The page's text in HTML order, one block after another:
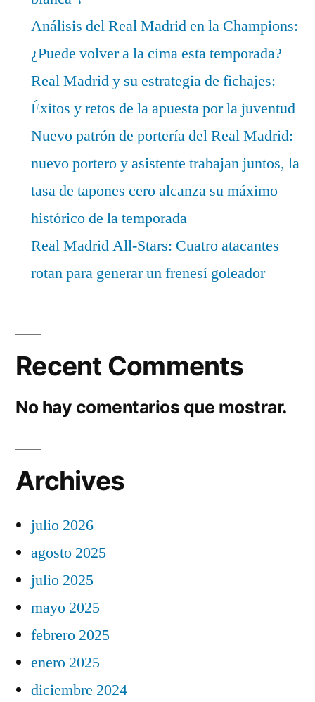
Análisis del Real Madrid en la Champions:
¿Puede volver a la cima esta temporada?
Real Madrid y su estrategia de fichajes:
Éxitos y retos de la apuesta por la juventud
Nuevo patrón de portería del Real Madrid:
nuevo portero y asistente trabajan juntos, la
tasa de tapones cero alcanza su máximo
histórico de la temporada
Real Madrid All-Stars: Cuatro atacantes
rotan para generar un frenesí goleador
Recent Comments
No hay comentarios que mostrar.
Archives
julio 2026
agosto 2025
julio 2025
mayo 2025
febrero 2025
enero 2025
diciembre 2024